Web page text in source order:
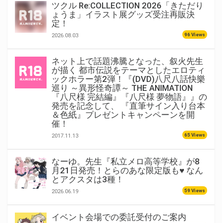
ツクル Re:COLLECTION 2026「きただり
ょうま」イラスト展グッズ受注再販決
定！
2026.08.03 96 Views
ネット上で話題沸騰となった、叙火先生
が描く 都市伝説をテーマとしたエロティ
ックホラー第2弾！『(DVD)八尺八話快樂
巡り ～異形怪奇譚～ THE ANIMATION
『八尺様 完結編』『八尺様 夢物語』』の
発売を記念して、 『直筆サイン入り台本
＆色紙』プレゼントキャンペーンを開
催！
2017.11.13 65 Views
なーゆ。先生『私立メロ高等学校』が8
月21日発売！とらのあな限定版も♥ なん
とアクスタは3種！
2026.06.19 59 Views
イベント会場での委託受付のご案内